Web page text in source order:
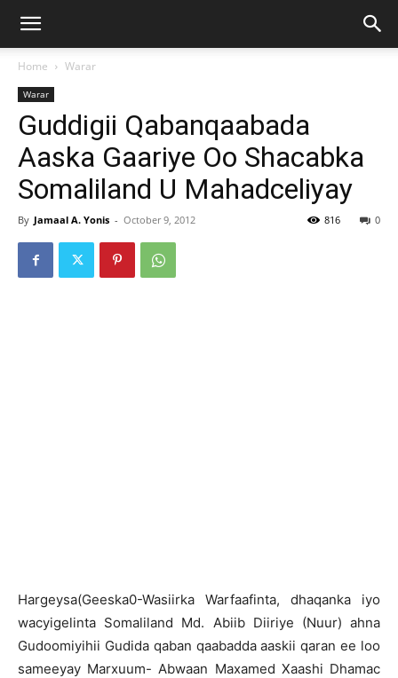
Home Warar
Warar
Guddigii Qabanqaabada
Aaska Gaariye Oo Shacabka
Somaliland U Mahadceliyay
By Jamaal A. Yonis - October 9, 2012 0
816
Hargeysa(Geeska0-Wasiirka Warfaafinta, dhaqanka iyo
wacyigelinta Somaliland Md. Abiib Diiriye (Nuur) ahna
Gudoomiyihii Gudida qaban qaabadda aaskii qaran ee loo
sameeyay Marxuum- Abwaan Maxamed Xaashi Dhamac